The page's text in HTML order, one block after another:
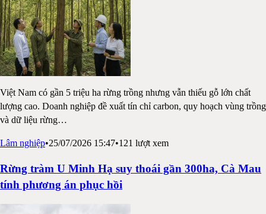
Việt Nam có gần 5 triệu ha rừng trồng nhưng vẫn thiếu gỗ lớn chất
lượng cao. Doanh nghiệp đề xuất tín chỉ carbon, quy hoạch vùng trồng
và dữ liệu rừng…
Lâm nghiệp•25/07/2026 15:47•121 lượt xem
Rừng tràm U Minh Hạ suy thoái gần 300ha, Cà Mau
tính phương án phục hồi